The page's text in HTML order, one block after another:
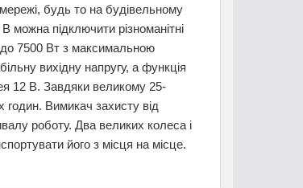
будь то на будівельному
можна підключити різноманітні
до 7500 Вт з максимальною
вихідну напругу, а функція
12 В. Завдяки великому 25-
годин. Вимикач захисту від
роботу. Два великих колеса і
його з місця на місце.